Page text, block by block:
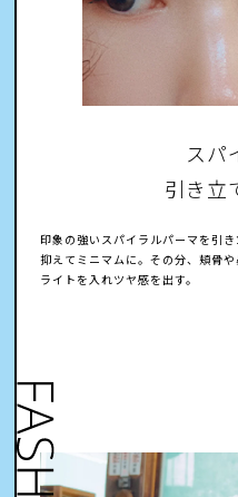
スパ
引き立
印象の強いスパイラルパーマを引
抑えてミニマムに。その分、頬骨
ライトを入れツヤ感を出す。